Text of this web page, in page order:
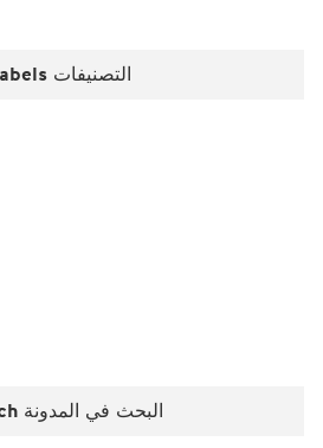
Labels التصنيفات
Search البحث في المدونة